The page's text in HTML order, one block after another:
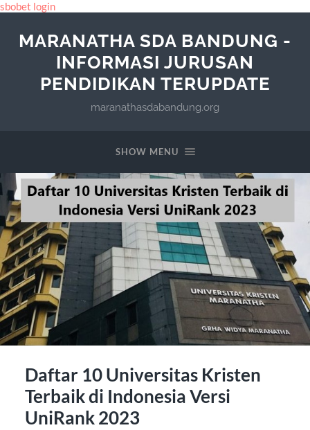
sbobet login
MARANATHA SDA BANDUNG -
INFORMASI JURUSAN
PENDIDIKAN TERUPDATE
maranathasdabandung.org
SHOW MENU
Daftar 10 Universitas Kristen
Terbaik di Indonesia Versi
UniRank 2023